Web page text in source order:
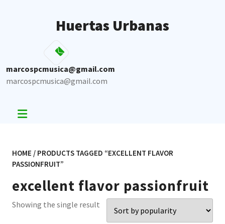
Huertas Urbanas
marcospcmusica@gmail.com
marcospcmusica@gmail.com
HOME / PRODUCTS TAGGED “EXCELLENT FLAVOR
PASSIONFRUIT”
excellent flavor passionfruit
Showing the single result